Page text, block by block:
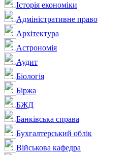
Історія економіки
Адміністративне право
Архітектура
Астрономія
Аудит
Біологія
Біржа
БЖД
Банківська справа
Бухгалтерський облік
Військова кафедра